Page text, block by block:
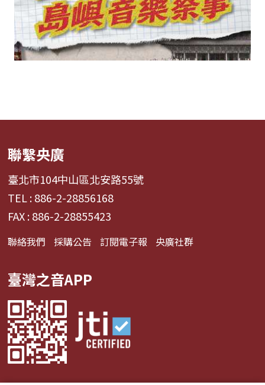
聯繫央廣
臺北市104中山區北安路55號
TEL : 886-2-28856168
FAX : 886-2-28855423
聯絡我們 採購公告 訂閱電子報 央廣社群
臺灣之音APP